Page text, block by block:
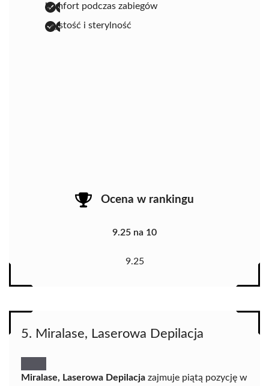
komfort podczas zabiegów
czystość i sterylność
Ocena w rankingu
9.25 na 10
9.25
5. Miralase, Laserowa Depilacja
Miralase, Laserowa Depilacja zajmuje piątą pozycję w